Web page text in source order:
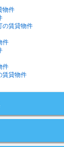
物件
の賃貸物件
件
件
賃貸物件